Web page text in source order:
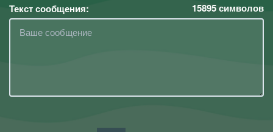
Текст сообщения: 15895символов